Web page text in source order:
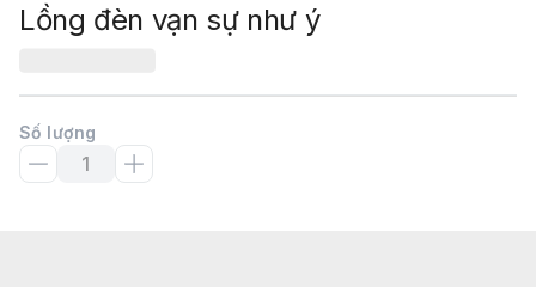
Lồng đèn vạn sự như ý
Số lượng